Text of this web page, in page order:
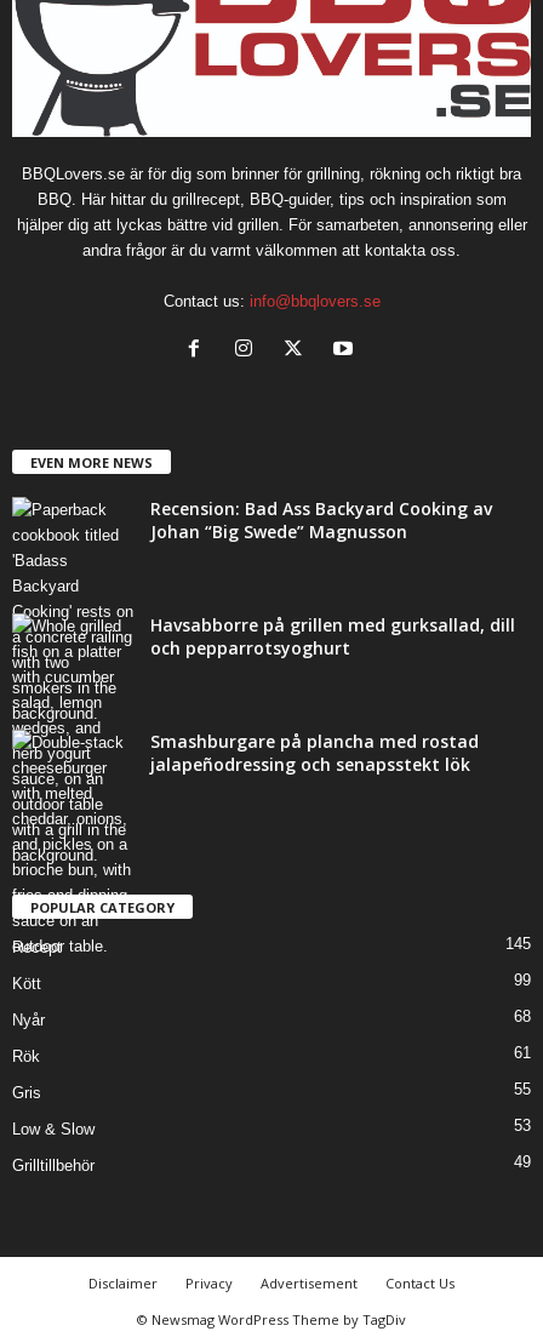
BBQLovers.se är för dig som brinner för grillning, rökning och riktigt bra
BBQ. Här hittar du grillrecept, BBQ-guider, tips och inspiration som
hjälper dig att lyckas bättre vid grillen. För samarbeten, annonsering eller
andra frågor är du varmt välkommen att kontakta oss.
Contact us: info@bbqlovers.se
EVEN MORE NEWS
Recension: Bad Ass Backyard Cooking av
Johan “Big Swede” Magnusson
Havsabborre på grillen med gurksallad, dill
och pepparrotsyoghurt
Smashburgare på plancha med rostad
jalapeñodressing och senapsstekt lök
POPULAR CATEGORY
Recept 145
Kött 99
Nyår 68
Rök 61
Gris 55
Low & Slow 53
Grilltillbehör 49
Disclaimer Privacy Advertisement
Contact Us
© Newsmag WordPress Theme by TagDiv